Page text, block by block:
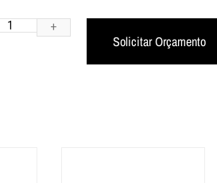
Solicitar Orçamento